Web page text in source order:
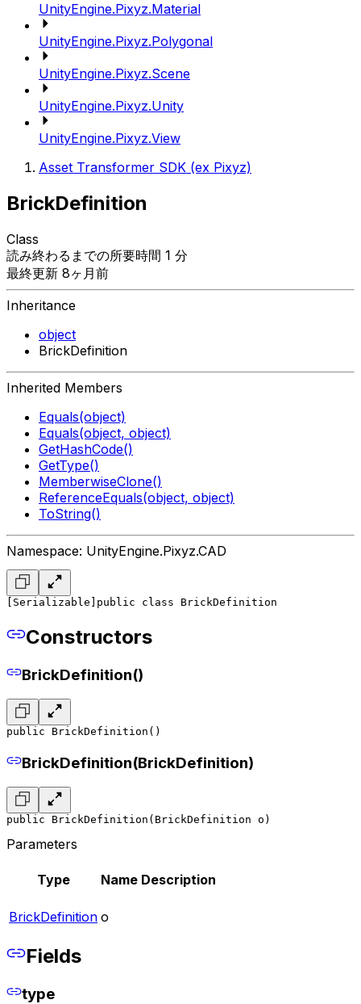
UnityEngine.Pixyz.Material
UnityEngine.Pixyz.Polygonal
UnityEngine.Pixyz.Scene
UnityEngine.Pixyz.Unity
UnityEngine.Pixyz.View
Asset Transformer SDK (ex Pixyz)
BrickDefinition
Class
読み終わるまでの所要時間 1 分
最終更新 8ヶ月前
Inheritance
object
BrickDefinition
Inherited Members
Equals(object)
Equals(object, object)
GetHashCode()
GetType()
MemberwiseClone()
ReferenceEquals(object, object)
ToString()
Namespace: UnityEngine.Pixyz.CAD
[Serializable] public class BrickDefinition
Constructors
BrickDefinition()
public BrickDefinition()
BrickDefinition(BrickDefinition)
public BrickDefinition(BrickDefinition o)
Parameters
Type Name Description
BrickDefinition o
Fields
type